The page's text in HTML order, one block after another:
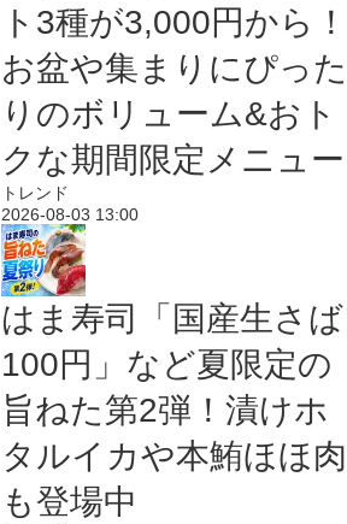
ト3種が3,000円から！
お盆や集まりにぴった
りのボリューム&おト
クな期間限定メニュー
トレンド
2026-08-03 13:00
はま寿司「国産生さば
100円」など夏限定の
旨ねた第2弾！漬けホ
タルイカや本鮪ほほ肉
も登場中